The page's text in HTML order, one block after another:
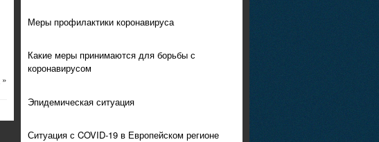
»
Меры профилактики коронавируса
Какие меры принимаются для борьбы с
коронавирусом
Эпидемическая ситуация
Ситуация с COVID-19 в Европейском регионе